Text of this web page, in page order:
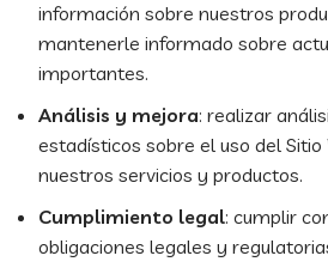
información sobre nuestros
mantenerle informado sobre
importantes.
Análisis y mejora: realizar
estadísticos sobre el uso del
nuestros servicios y productos.
Cumplimiento legal: cumplir
obligaciones legales y